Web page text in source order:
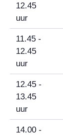
12.45
uur
11.45 -
12.45
uur
12.45 -
13.45
uur
14.00 -